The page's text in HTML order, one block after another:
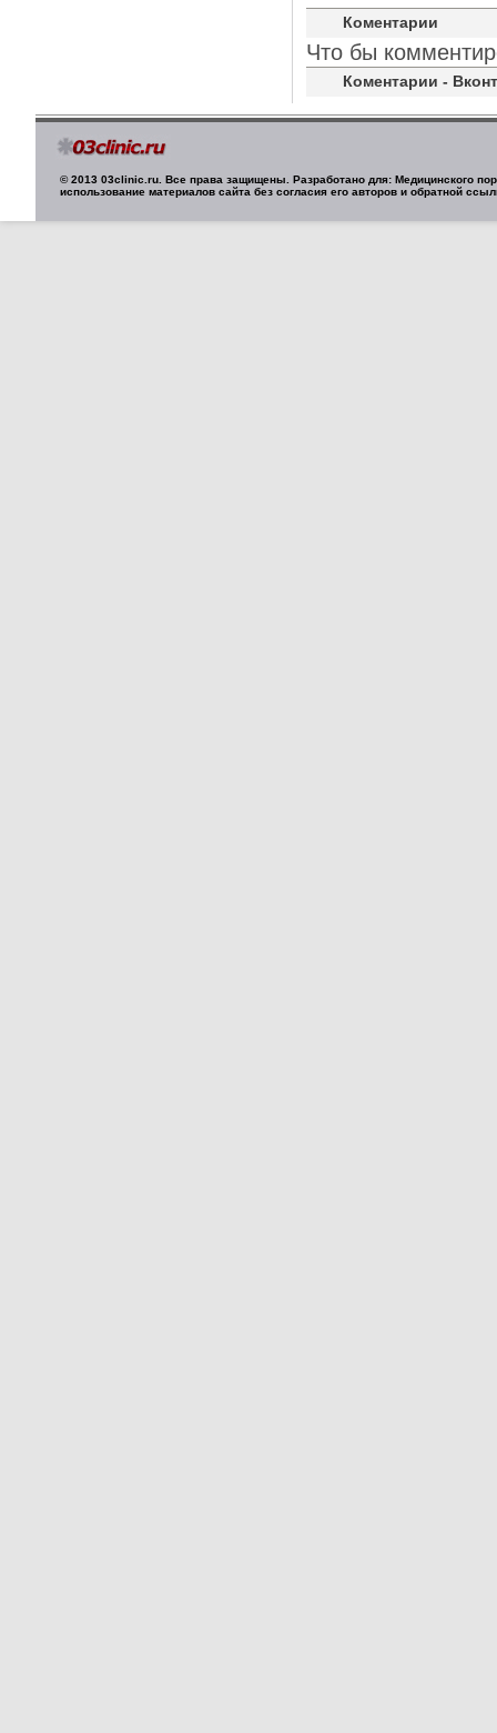
Коментарии
Что бы
Коментарии -
© 2013 03clinic.ru. Все права защищены. Разработано для: Медицинского
использование материалов сайта без согласия его авторов и обратной